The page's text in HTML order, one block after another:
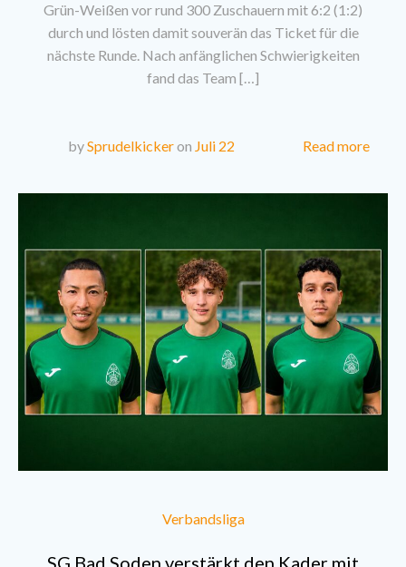
Grün-Weißen vor rund 300 Zuschauern mit 6:2 (1:2)
durch und lösten damit souverän das Ticket für die
nächste Runde. Nach anfänglichen Schwierigkeiten
fand das Team […]
bySprudelkickeron Juli 22 Read more
Verbandsliga
SG Bad Soden verstärkt den Kader mit